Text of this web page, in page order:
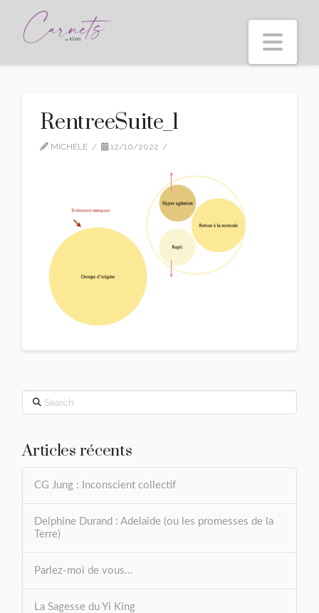
RentreeSuite_1
MICHELE 12/10/2022
Search
Articles récents
CG Jung : Inconscient collectif
Delphine Durand : Adelaide (ou les promesses de la
Terre)
Parlez-moi de vous…
La Sagesse du Yi King